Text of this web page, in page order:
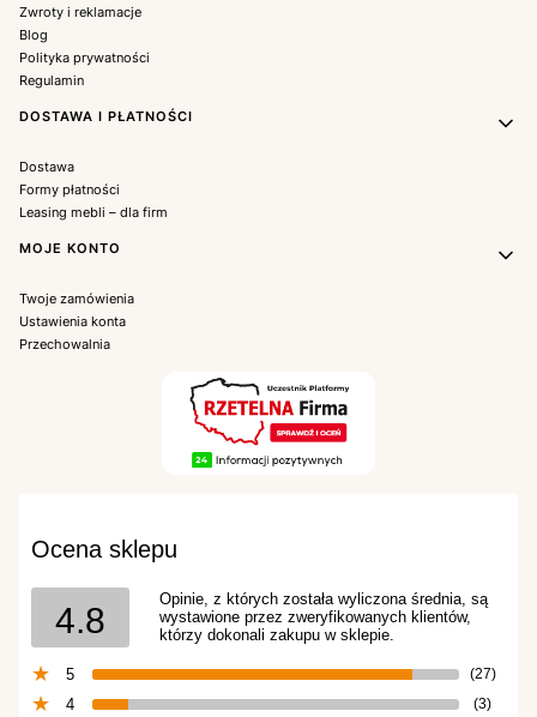
Zwroty i reklamacje
Blog
Polityka prywatności
Regulamin
DOSTAWA I PŁATNOŚCI
Dostawa
Formy płatności
Leasing mebli – dla firm
MOJE KONTO
Twoje zamówienia
Ustawienia konta
Przechowalnia
Ocena sklepu
4.8
Opinie, z których została wyliczona średnia, są
wystawione przez zweryfikowanych klientów,
którzy dokonali zakupu w sklepie.
5 (27)
4 (3)